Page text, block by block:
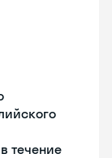
течение